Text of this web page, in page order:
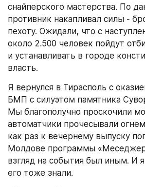
снайперского мастерства. По
противник накапливал силы -
пехоту. Ожидали, что с
около 2.500 человек пойдут
и устанавливать в городе
власть.
Я вернулся в Тирасполь с
БМП с силуэтом памятника
Мы благополучно проскочили
автоматчики прочесывали
как раз к вечернему выпуску
Молдове программы
взгляд на события был иным. И
его тоже знали.